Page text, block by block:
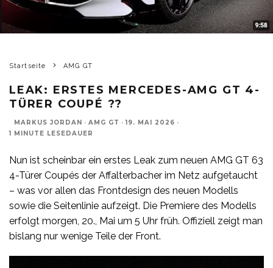
Startseite AMG GT
LEAK: ERSTES MERCEDES-AMG GT 4-
TÜRER COUPÉ ??
MARKUS JORDAN · AMG GT · 19. MAI 2026 ·
1 MINUTE LESEDAUER
Nun ist scheinbar ein erstes Leak zum neuen AMG GT 63
4-Türer Coupés der Affalterbacher im Netz aufgetaucht
– was vor allen das Frontdesign des neuen Modells
sowie die Seitenlinie aufzeigt. Die Premiere des Modells
erfolgt morgen, 20., Mai um 5 Uhr früh. Offiziell zeigt man
bislang nur wenige Teile der Front.